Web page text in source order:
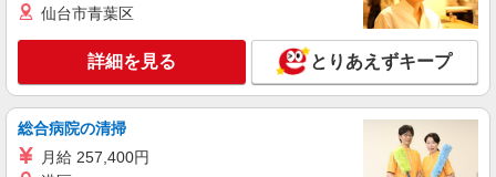
キープ 詳細を見る
SOMPOヘルスサポート株式会社 全支援対応コース
保健師・管理栄養士 特定保健指導
業所一括面談(対面) 1日：10,000円〜14,716円 ・
仙台市青葉区
詳細を見る とりあえずキープ
総合病院の清掃
月給 257,400円